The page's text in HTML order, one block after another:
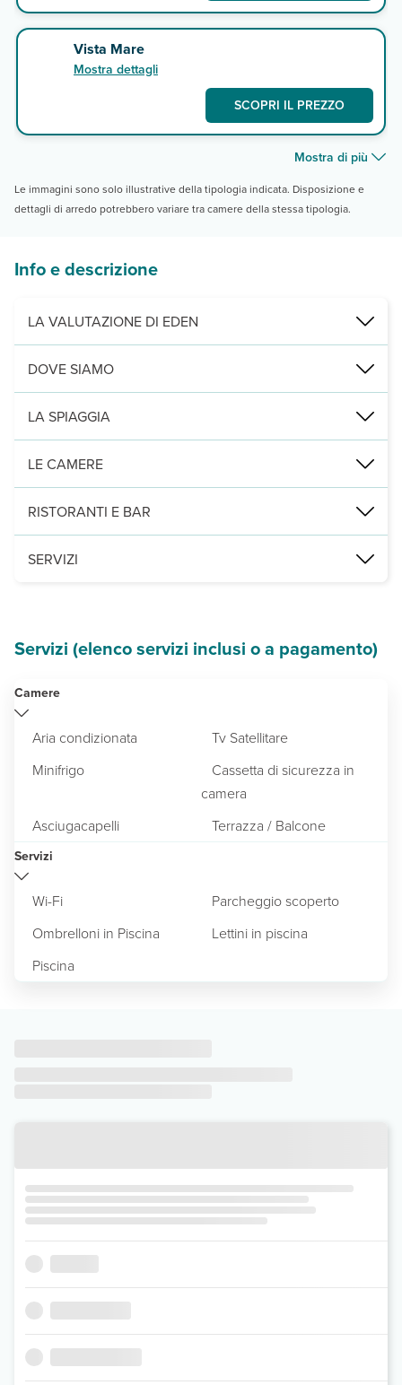
Vista Mare
Mostra dettagli
SCOPRI IL PREZZO
Mostra di più
Le immagini sono solo illustrative della tipologia indicata. Disposizione e
dettagli di arredo potrebbero variare tra camere della stessa tipologia.
Info e descrizione
LA VALUTAZIONE DI EDEN
Per chi cerca tranquillità e relax
Piacevole hotel situato su una collinetta in cui regna un’
DOVE SIAMO
Dassia, a 400 m dalla spiaggia, 500 dal centro, 13 km
LA SPIAGGIA
a 400 m, di sabbia mista a ciottoli e attrezzata con lettini e
LE CAMERE
42 camere (17 m ) disposte in 3 edifici di 3 piani con servizi
RISTORANTI E BAR
un ristorante e 2 bar.
SERVIZI
Servizi (elenco servizi inclusi o a pagamento)
Camere
Aria condizionata
Tv Satellitare
Minifrigo
Cassetta di sicurezza in
camera
Asciugacapelli
Terrazza / Balcone
Servizi
Wi-Fi
Parcheggio scoperto
Ombrelloni in Piscina
Lettini in piscina
Piscina